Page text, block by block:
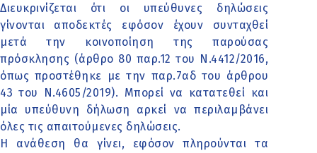
Διευκρινίζεται ότι οι υπεύθυνες δηλώσεις
γίνονται αποδεκτές εφόσον έχουν συνταχθεί
μετά την κοινοποίηση της παρούσας
πρόσκλησης (άρθρο 80 παρ.12 του Ν.4412/2016,
όπως προστέθηκε με την παρ.7αδ του άρθρου
43 του Ν.4605/2019). Μπορεί να κατατεθεί και
μία υπεύθυνη δήλωση αρκεί να περιλαμβάνει
όλες τις απαιτούμενες δηλώσεις.
Η ανάθεση θα γίνει, εφόσον πληρούνται τα